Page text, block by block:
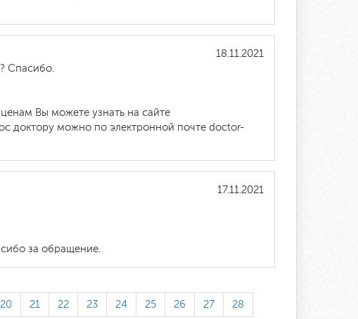
18.11.2021
Спасибо.
Вы можете узнать на сайте
доктору можно по электронной почте doctor-
17.11.2021
за обращение.
20 21 22 23 24 25 26 27 28